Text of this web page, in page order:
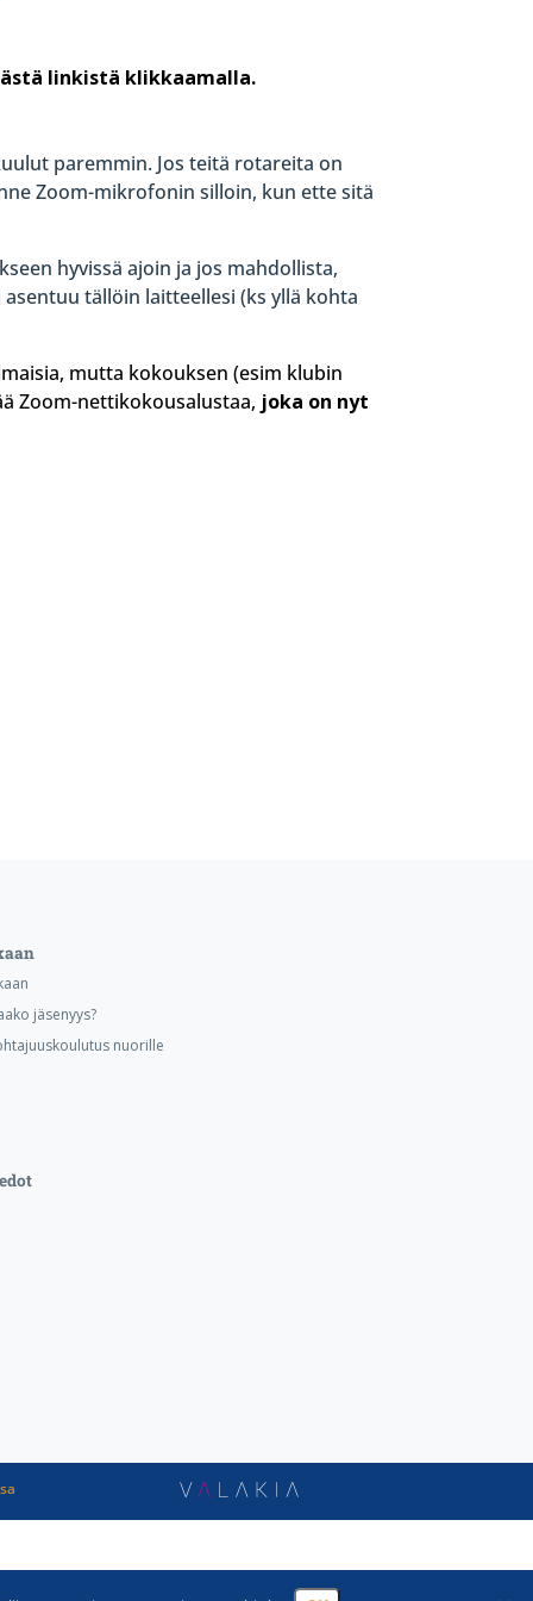
linkistä klikkaamalla.
paremmin. Jos teitä rotareita on
Zoom-mikrofonin silloin, kun ette sitä
hyvissä ajoin ja jos mahdollista,
tällöin laitteellesi (ks yllä kohta
mutta kokouksen (esim klubin
Zoom-nettikokousalustaa, joka on nyt
jäsenyys?
nuorille